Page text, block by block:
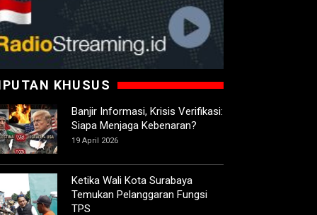
KHUSUS
Banjir Informasi, Krisis Verifikasi:
Siapa Menjaga Kebenaran?
19 April 2026
Ketika Wali Kota Surabaya
Temukan Pelanggaran Fungsi
TPS